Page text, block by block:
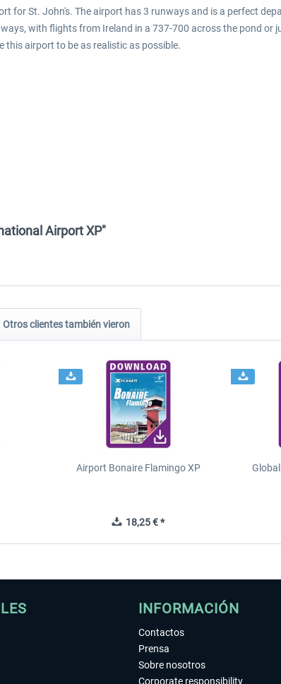
for St. John's. The airport has 3 runways and is a perfect
with flights from Ireland in a 737-700 across the pond
airport to be as realistic as possible.
Airport XP"
Otros clientes también vieron
Airport Bonaire Flamingo XP
18,25 € *
INFORMACIÓN
Contactos
Prensa
Sobre nosotros
Corporate responsibility